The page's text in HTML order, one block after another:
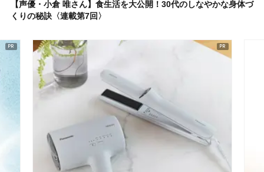
【声優・小倉 唯さん】食生活を大公開！30代のしなやかな身体づ
くりの秘訣〈連載第7回〉